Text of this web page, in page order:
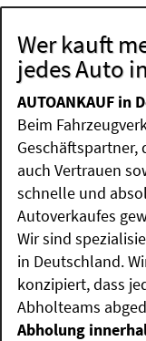
Wer kauft
jedes Auto
AUTOANKAUF in
Beim
Geschäftspartner,
auch Vertrauen
schnelle und
Autoverkaufes
Wir sind
in Deutschland.
konzipiert, dass
Abholteams
Abholung